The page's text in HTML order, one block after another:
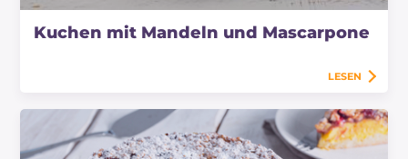
Kuchen mit Mandeln und Mascarpone
LESEN